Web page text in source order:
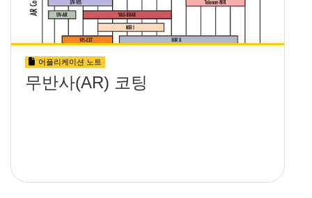
어플리케이션 노트
무반사(AR) 코팅